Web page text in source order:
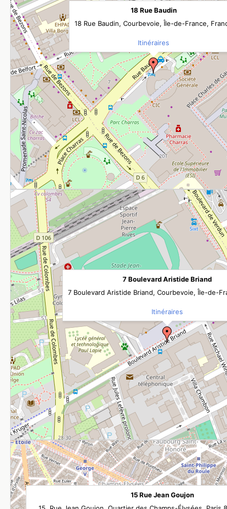
18 Rue Baudin
18 Rue Baudin, Courbevoie, Île-de-France,
Itinéraires
7 Boulevard Aristide Briand
7 Boulevard Aristide Briand, Courbevoie, Île-de-
Itinéraires
15 Rue Jean Goujon